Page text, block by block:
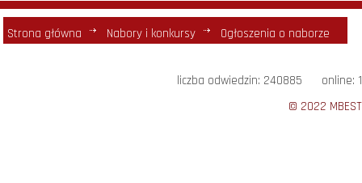
Strona główna Nabory i konkursy Ogłoszenia o naborze
liczba odwiedzin: 240885 online: 1
© 2022 MBEST